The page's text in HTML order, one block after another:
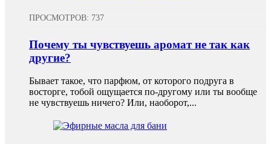
ПРОСМОТРОВ: 737
Почему ты чувствуешь аромат не так как
другие?
Бывает такое, что парфюм, от которого подруга в
восторге, тобой ощущается по-другому или ты вообще
не чувствуешь ничего? Или, наоборот,...